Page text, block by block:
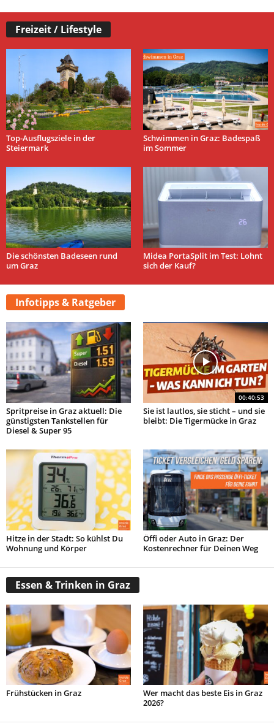
Freizeit / Lifestyle
Top-Ausflugsziele in der
Steiermark
Schwimmen in Graz: Badespaß
im Sommer
Die schönsten Badeseen rund
um Graz
Midea PortaSplit im Test: Lohnt
sich der Kauf?
Infotipps & Ratgeber
Spritpreise in Graz aktuell: Die
günstigsten Tankstellen für
Diesel & Super 95
00:40:53
Sie ist lautlos, sie sticht – und sie
bleibt: Die Tigermücke in Graz
Hitze in der Stadt: So kühlst Du
Wohnung und Körper
Öffi oder Auto in Graz: Der
Kostenrechner für Deinen Weg
Essen & Trinken in Graz
Frühstücken in Graz
Wer macht das beste Eis in Graz
2026?